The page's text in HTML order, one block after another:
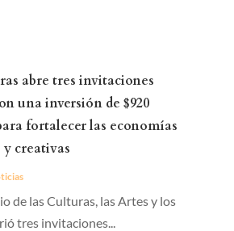
abre tres invitaciones
una inversión de $920
fortalecer las economías
creativas
de las Culturas, las Artes y los
tres invitaciones...